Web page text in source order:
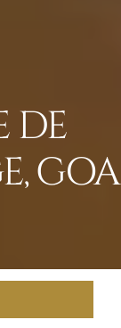
DE
GOA